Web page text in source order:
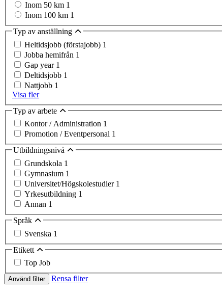
Inom 50 km 1
Inom 100 km 1
Typ av anställning
Heltidsjobb (förstajobb) 1
Jobba hemifrån 1
Gap year 1
Deltidsjobb 1
Nattjobb 1
Visa fler
Typ av arbete
Kontor / Administration 1
Promotion / Eventpersonal 1
Utbildningsnivå
Grundskola 1
Gymnasium 1
Universitet/Högskolestudier 1
Yrkesutbildning 1
Annan 1
Språk
Svenska 1
Etikett
Top Job
Använd filter Rensa filter